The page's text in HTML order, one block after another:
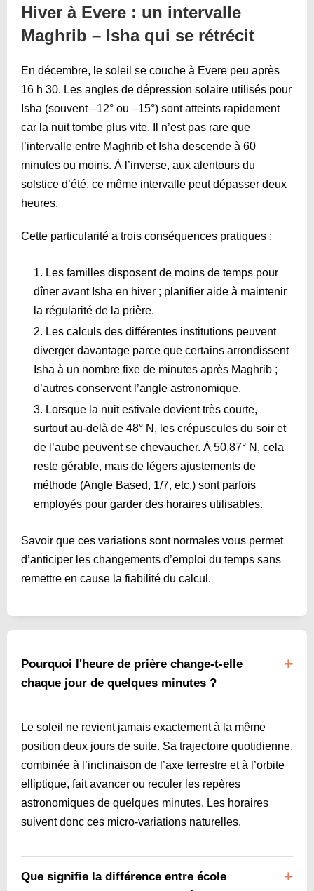
Hiver à Evere : un intervalle
Maghrib – Isha qui se rétrécit
En décembre, le soleil se couche à Evere peu après
16 h 30. Les angles de dépression solaire utilisés pour
Isha (souvent –12° ou –15°) sont atteints rapidement
car la nuit tombe plus vite. Il n’est pas rare que
l’intervalle entre Maghrib et Isha descende à 60
minutes ou moins. À l’inverse, aux alentours du
solstice d’été, ce même intervalle peut dépasser deux
heures.
Cette particularité a trois conséquences pratiques :
Les familles disposent de moins de temps pour
dîner avant Isha en hiver ; planifier aide à maintenir
la régularité de la prière.
Les calculs des différentes institutions peuvent
diverger davantage parce que certains arrondissent
Isha à un nombre fixe de minutes après Maghrib ;
d’autres conservent l’angle astronomique.
Lorsque la nuit estivale devient très courte,
surtout au-delà de 48° N, les crépuscules du soir et
de l’aube peuvent se chevaucher. À 50,87° N, cela
reste gérable, mais de légers ajustements de
méthode (Angle Based, 1/7, etc.) sont parfois
employés pour garder des horaires utilisables.
Savoir que ces variations sont normales vous permet
d’anticiper les changements d’emploi du temps sans
remettre en cause la fiabilité du calcul.
Pourquoi l'heure de prière change-t-elle
chaque jour de quelques minutes ?
Le soleil ne revient jamais exactement à la même
position deux jours de suite. Sa trajectoire quotidienne,
combinée à l’inclinaison de l’axe terrestre et à l’orbite
elliptique, fait avancer ou reculer les repères
astronomiques de quelques minutes. Les horaires
suivent donc ces micro-variations naturelles.
Que signifie la différence entre école